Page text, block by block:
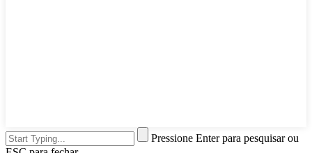
Pressione Enter para pesquisar ou